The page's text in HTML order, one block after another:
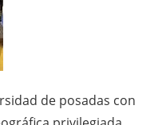
de posadas con